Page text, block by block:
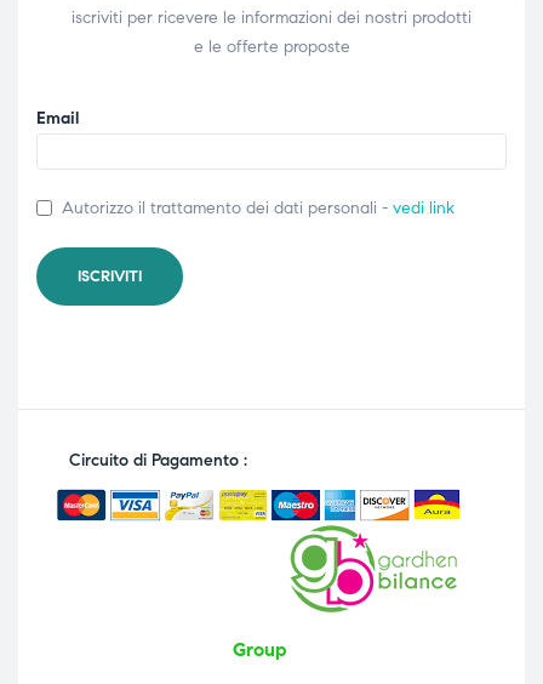
iscriviti per ricevere le informazioni dei nostri prodotti
e le offerte proposte
Email
Autorizzo il trattamento dei dati personali - vedi link
Circuito di Pagamento :
Group